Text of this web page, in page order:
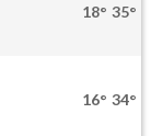
18° 35°
16° 34°